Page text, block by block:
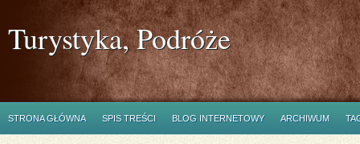
Turystyka, Podróże
STRONA GŁÓWNA SPIS TREŚCI BLOG INTERNETOWY ARCHIWUM